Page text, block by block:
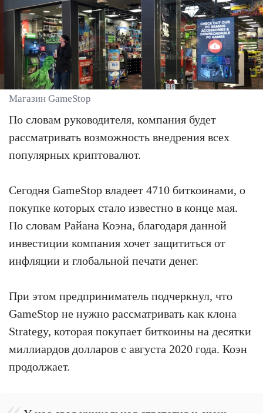
Магазин GameStop
По словам руководителя, компания будет
рассматривать возможность внедрения всех
популярных криптовалют.
Сегодня GameStop владеет 4710 биткоинами, о
покупке которых стало известно в конце мая.
По словам Райана Коэна, благодаря данной
инвестиции компания хочет защититься от
инфляции и глобальной печати денег.
При этом предприниматель подчеркнул, что
GameStop не нужно рассматривать как клона
Strategy, которая покупает биткоины на десятки
миллиардов долларов с августа 2020 года. Коэн
продолжает.